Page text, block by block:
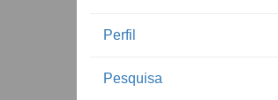
Perfil
Pesquisa